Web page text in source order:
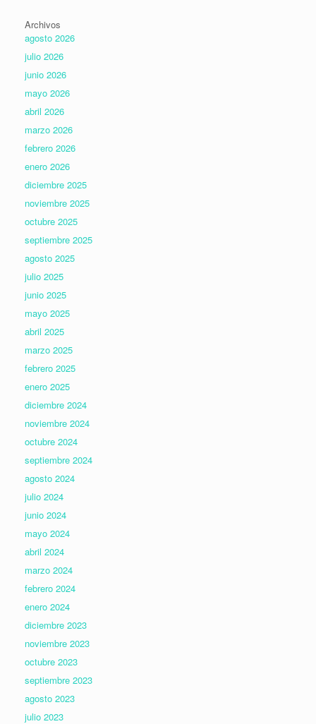
Archivos
agosto 2026
julio 2026
junio 2026
mayo 2026
abril 2026
marzo 2026
febrero 2026
enero 2026
diciembre 2025
noviembre 2025
octubre 2025
septiembre 2025
agosto 2025
julio 2025
junio 2025
mayo 2025
abril 2025
marzo 2025
febrero 2025
enero 2025
diciembre 2024
noviembre 2024
octubre 2024
septiembre 2024
agosto 2024
julio 2024
junio 2024
mayo 2024
abril 2024
marzo 2024
febrero 2024
enero 2024
diciembre 2023
noviembre 2023
octubre 2023
septiembre 2023
agosto 2023
julio 2023